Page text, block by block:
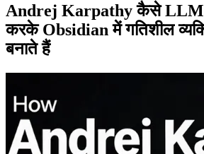
Andrej Karpathy कैसे
करके Obsidian में गतिशील
बनाते हैं